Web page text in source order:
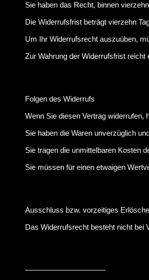
Sie haben das Recht, binnen
Die Widerrufsfrist beträgt vierzehn
Um Ihr Widerrufsrecht auszuüben,
Zur Wahrung der Widerrufsfrist
Folgen des Widerrufs
Wenn Sie diesen Vertrag widerrufen,
Sie haben die Waren unverzüglich
Sie tragen die unmittelbaren Kosten
Sie müssen für einen etwaigen
Ausschluss bzw. vorzeitiges
Das Widerrufsrecht besteht nicht bei
––––––––––––––––––––